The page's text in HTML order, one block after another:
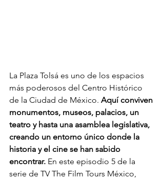
La Plaza Tolsá es uno de los espacios
más poderosos del Centro Histórico
de la Ciudad de México. Aquí conviven
monumentos, museos, palacios, un
teatro y hasta una asamblea legislativa,
creando un entorno único donde la
historia y el cine se han sabido
encontrar. En este episodio 5 de la
serie de TV The Film Tours México,